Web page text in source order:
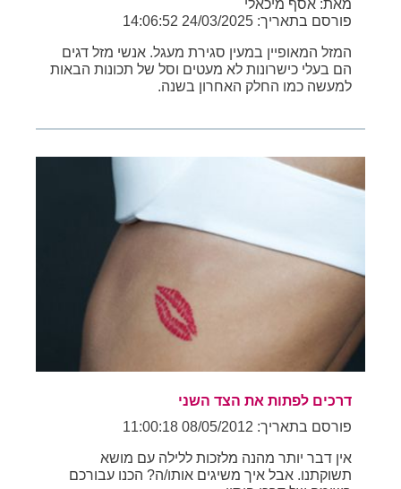
מאת: אסף מיכאלי
פורסם בתאריך: 24/03/2025 14:06:52
המזל המאופיין במעין סגירת מעגל. אנשי מזל דגים
הם בעלי כישרונות לא מעטים וסל של תכונות הבאות
למעשה כמו החלק האחרון בשנה.
דרכים לפתות את הצד השני
פורסם בתאריך: 08/05/2012 11:00:18
אין דבר יותר מהנה מלזכות ללילה עם מושא
תשוקתנו. אבל איך משיגים אותו/ה? הכנו עבורכם